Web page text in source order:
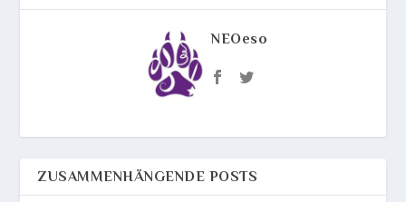
NEOeso
ZUSAMMENHÄNGENDE POSTS